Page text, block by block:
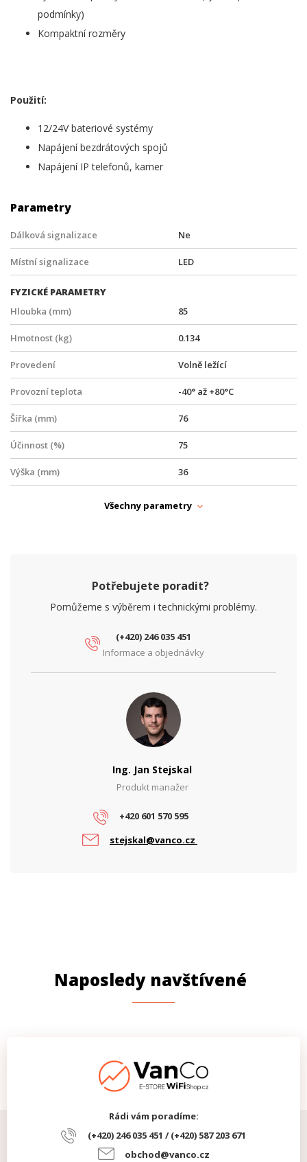
podmínky)
Kompaktní rozměry
Použití:
12/24V bateriové systémy
Napájení bezdrátových spojů
Napájení IP telefonů, kamer
Parametry
Dálková signalizace Ne
Místní signalizace LED
FYZICKÉ PARAMETRY
Hloubka (mm)
85
Hmotnost (kg) 0.134
Provedení Volně ležící
Provozní teplota -40° až +80°C
Šířka (mm) 76
Účinnost (%) 75
Výška (mm) 36
PARAMETRY ETHERNET
Ochrana proti podpětí
Ne
Ochrana proti přepětí Ano
12
0.5
PARAMETRY POE
Všechny parametry
Potřebujete poradit?
Pomůžeme s výběrem i technickými problémy.
(+420) 246 035 451
Informace a objednávky
Ing. Jan Stejskal
Produkt manažer
+420 601 570 595
stejskal@vanco.cz
Naposledy navštívené
Rádi vám poradíme:
(+420) 246 035 451 / (+420) 587 203 671
obchod@vanco.cz